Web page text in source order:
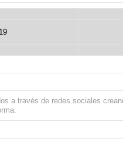
a través de redes sociales